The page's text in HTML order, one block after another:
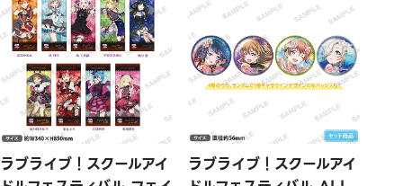
ラブライブ！スクールアイ
ラブライブ！スクールアイ